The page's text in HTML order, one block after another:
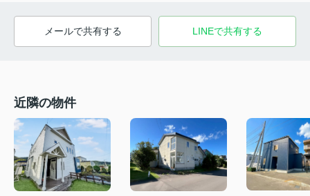
メールで共有する LINEで共有する
近隣の物件